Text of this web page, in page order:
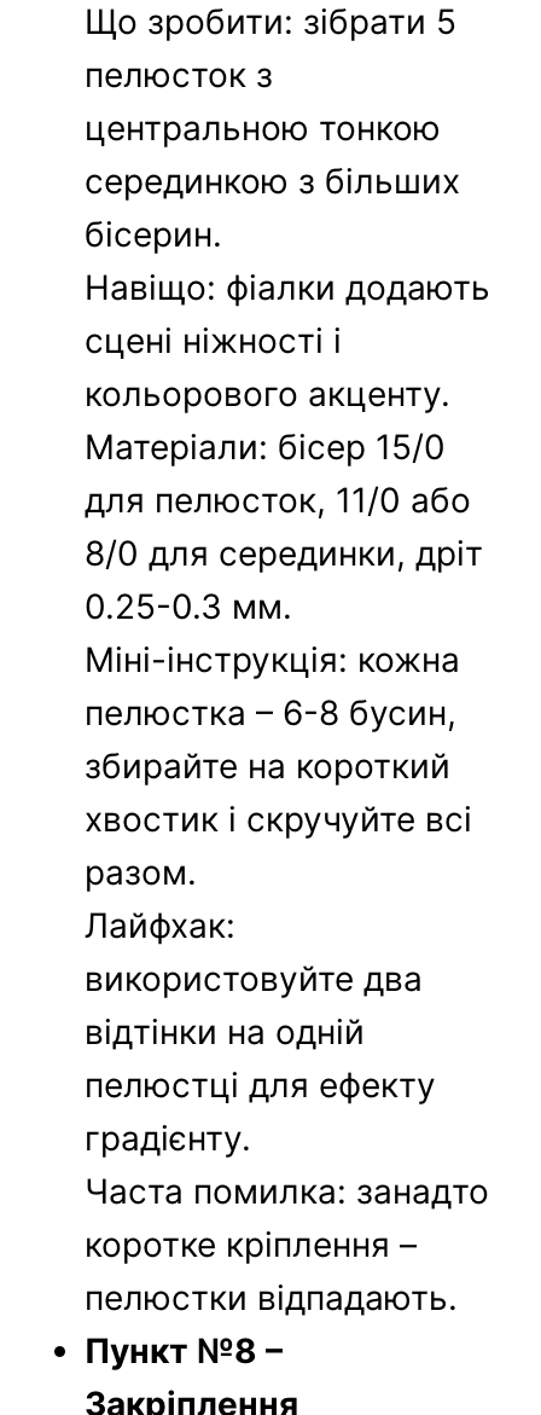
Що зробити: зібрати 5
пелюсток з
центральною тонкою
серединкою з більших
бісерин.
Навіщо: фіалки додають
сцені ніжності і
кольорового акценту.
Матеріали: бісер 15/0
для пелюсток, 11/0 або
8/0 для серединки, дріт
0.25-0.3 мм.
Міні-інструкція: кожна
пелюстка – 6-8 бусин,
збирайте на короткий
хвостик і скручуйте всі
разом.
Лайфхак:
використовуйте два
відтінки на одній
пелюстці для ефекту
градієнту.
Часта помилка: занадто
коротке кріплення –
пелюстки відпадають.
Пункт №8 –
Закріплення